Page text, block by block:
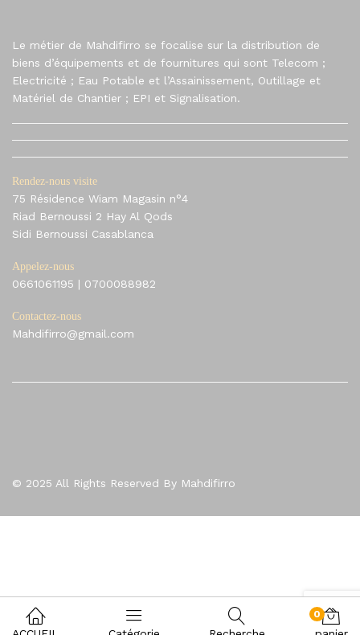
Le métier de Mahdifirro se focalise sur la distribution de
biens d’équipements et de fournitures qui sont Telecom ;
Electricité ; Eau Potable et l’Assainissement, Outillage et
Matériel de Chantier ; EPI et Signalisation.
Rendez-nous visite
75 Résidence Wiam Magasin n°4
Riad Bernoussi 2 Hay Al Qods
Sidi Bernoussi Casablanca
Appelez-nous
0661061195 | 0700088982
Contactez-nous
Mahdifirro@gmail.com
© 2025 All Rights Reserved By Mahdifirro
0